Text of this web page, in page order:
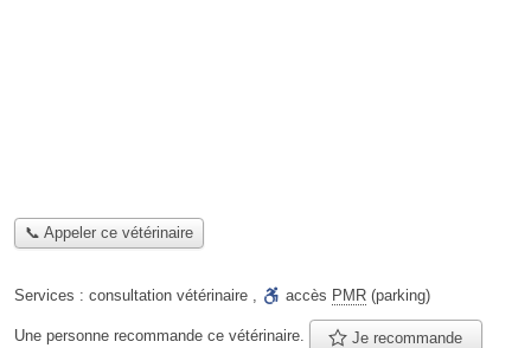
📞 Appeler ce vétérinaire
Services : consultation vétérinaire , accès PMR (parking)
Une personne recommande ce vétérinaire. Je recommande